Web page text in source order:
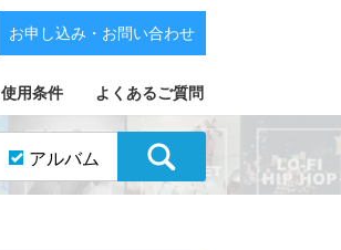
使用条件 よくあるご質問
お申し込み・お問い合わせ
アルバム